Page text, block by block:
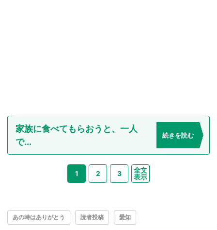
家族に食べてもらおうと、一人
で...
続きを読む
1 2 3
全文
表示
あの時はありがとう 読者投稿 愛知